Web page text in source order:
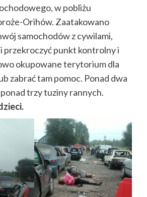
w pobliżu
Orihów. Zaatakowano
samochodów z cywilami,
przekroczyć punkt kontrolny i
okupowane terytorium dla
zabrać tam pomoc. Ponad dwa
trzy tuziny rannych.